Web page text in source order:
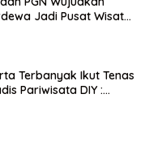
Jadi Pusat Wisata
Terbanyak Ikut Tenas
Pariwisata DIY :